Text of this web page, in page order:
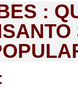
: